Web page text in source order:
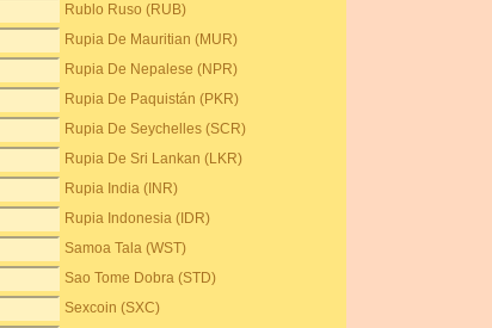
Rublo Ruso (RUB)
Rupia De Mauritian (MUR)
Rupia De Nepalese (NPR)
Rupia De Paquistán (PKR)
Rupia De Seychelles (SCR)
Rupia De Sri Lankan (LKR)
Rupia India (INR)
Rupia Indonesia (IDR)
Samoa Tala (WST)
Sao Tome Dobra (STD)
Sexcoin (SXC)